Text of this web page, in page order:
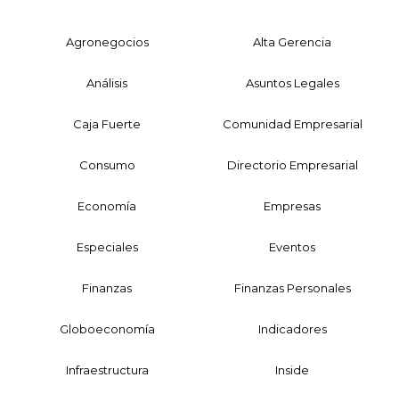
Agronegocios Alta Gerencia
Análisis Asuntos Legales
Caja Fuerte Comunidad Empresarial
Consumo Directorio Empresarial
Economía Empresas
Especiales Eventos
Finanzas Finanzas Personales
Globoeconomía Indicadores
Infraestructura Inside